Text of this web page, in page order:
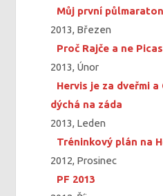
Můj první půlmaraton
2013, Březen
Proč Rajče a ne
2013, Únor
Hervis je za dveřmi a
dýchá na záda
2013, Leden
Tréninkový plán na
2012, Prosinec
PF 2013